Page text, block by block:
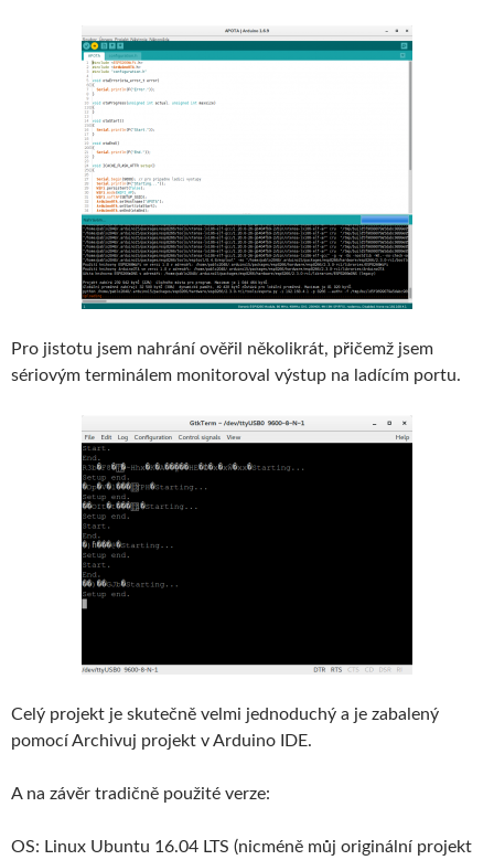
Pro jistotu jsem nahrání ověřil několikrát, přičemž jsem
sériovým terminálem monitoroval výstup na ladícím portu.
Celý projekt je skutečně velmi jednoduchý a je zabalený
pomocí Archivuj projekt v Arduino IDE.
A na závěr tradičně použité verze:
OS: Linux Ubuntu 16.04 LTS (nicméně můj originální projekt